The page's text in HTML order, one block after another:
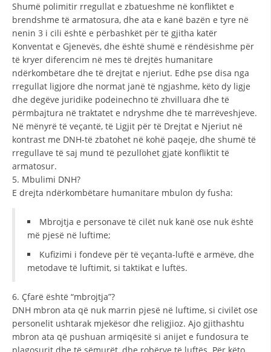
Shumë polimitir rregullat e zbatueshme në konfliktet e
brendshme të armatosura, dhe ata e kanë bazën e tyre në
nenin 3 i cili është e përbashkët për të gjitha katër
Konventat e Gjenevës, dhe është shumë e rëndësishme për
të kryer diferencim në mes të drejtës humanitare
ndërkombëtare dhe të drejtat e njeriut. Edhe pse disa nga
rregullat ligjore dhe normat janë të ngjashme, këto dy ligje
dhe degëve juridike podeinechno të zhvilluara dhe të
përmbajtura në traktatet e ndryshme dhe të marrëveshjeve.
Në mënyrë të veçantë, të Ligjit për të Drejtat e Njeriut në
kontrast me DNH-të zbatohet në kohë paqeje, dhe shumë të
rregullave të saj mund të pezullohet gjatë konfliktit të
armatosur.
5. Mbulimi DNH?
E drejta ndërkombëtare humanitare mbulon dy fusha:
Mbrojtja e personave të cilët nuk kanë ose nuk është
më pjesë në luftime;
Kufizimi i fondeve për të veçanta-luftë e armëve, dhe
metodave të luftimit, si taktikat e luftës.
6. Çfarë është “mbrojtja”?
DNH mbron ata që nuk marrin pjesë në luftime, si civilët ose
personelit ushtarak mjekësor dhe religjioz. Ajo gjithashtu
mbron ata që pushuan armiqësitë si anijet e fundosura te